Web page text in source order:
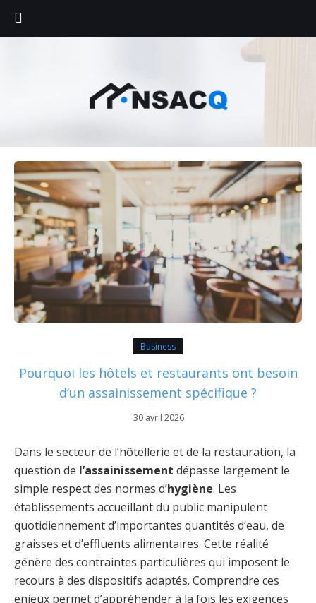
Business
Pourquoi les hôtels et restaurants ont besoin
d’un assainissement spécifique ?
30 avril 2026
Dans le secteur de l’hôtellerie et de la restauration, la
question de l’assainissement dépasse largement le
simple respect des normes d’hygiène. Les
établissements accueillant du public manipulent
quotidiennement d’importantes quantités d’eau, de
graisses et d’effluents alimentaires. Cette réalité
génère des contraintes particulières qui imposent le
recours à des dispositifs adaptés. Comprendre ces
enjeux permet d’appréhender à la fois les exigences